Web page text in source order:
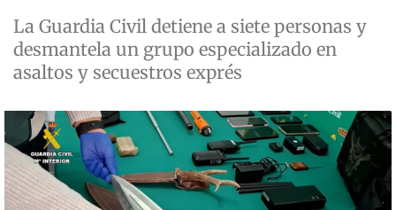
La Guardia Civil detiene a siete personas y
desmantela un grupo especializado en
asaltos y secuestros exprés